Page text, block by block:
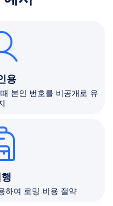
용
본인 번호를 비공개로 유
하여 로밍 비용 절약